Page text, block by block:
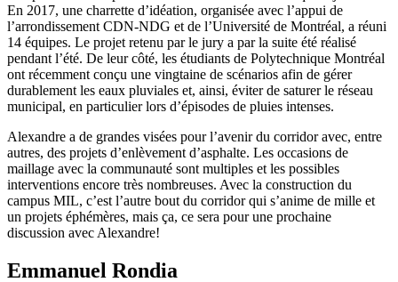
En 2017, une charrette d’idéation, organisée avec l’appui de
l’arrondissement CDN-NDG et de l’Université de Montréal, a réuni
14 équipes. Le projet retenu par le jury a par la suite été réalisé
pendant l’été. De leur côté, les étudiants de Polytechnique Montréal
ont récemment conçu une vingtaine de scénarios afin de gérer
durablement les eaux pluviales et, ainsi, éviter de saturer le réseau
municipal, en particulier lors d’épisodes de pluies intenses.
Alexandre a de grandes visées pour l’avenir du corridor avec, entre
autres, des projets d’enlèvement d’asphalte. Les occasions de
maillage avec la communauté sont multiples et les possibles
interventions encore très nombreuses. Avec la construction du
campus MIL, c’est l’autre bout du corridor qui s’anime de mille et
un projets éphémères, mais ça, ce sera pour une prochaine
discussion avec Alexandre!
Emmanuel Rondia